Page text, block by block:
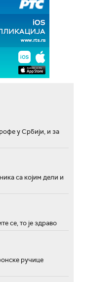
у Србији, и за
са којим дели и
се, то је здраво
ручице